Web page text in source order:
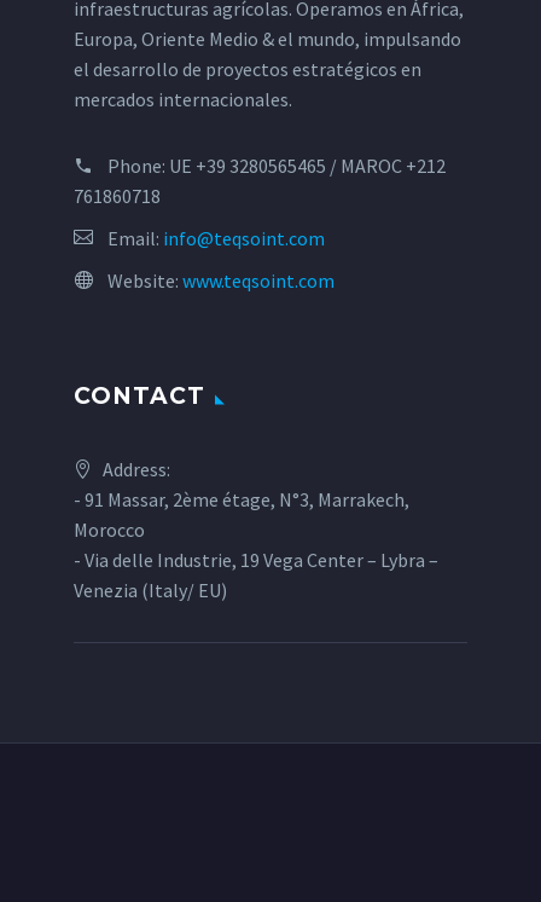
infraestructuras agrícolas. Operamos en África,
Europa, Oriente Medio & el mundo, impulsando
el desarrollo de proyectos estratégicos en
mercados internacionales.
Phone: UE +39 3280565465 / MAROC +212
761860718
Email: info@teqsoint.com
Website: www.teqsoint.com
CONTACT
Address:
- 91 Massar, 2ème étage, N°3, Marrakech,
Morocco
- Via delle Industrie, 19 Vega Center – Lybra –
Venezia (Italy/ EU)